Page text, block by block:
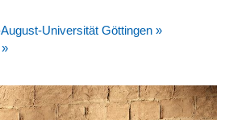
Universität Göttingen »